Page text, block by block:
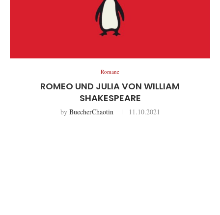
Romane
ROMEO UND JULIA VON WILLIAM
SHAKESPEARE
by BuecherChaotin 11.10.2021